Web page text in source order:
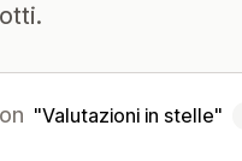
Valutazioni in stelle